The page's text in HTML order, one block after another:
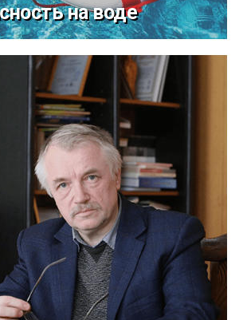
на воде